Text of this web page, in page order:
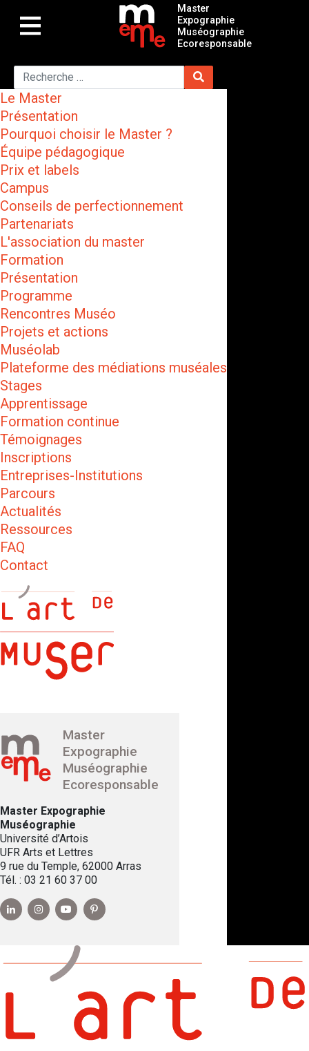
Master
Expographie
Muséographie
Ecoresponsable
Le Master
Présentation
Pourquoi choisir le Master ?
Équipe pédagogique
Prix et labels
Campus
Conseils de perfectionnement
Partenariats
L'association du master
Formation
Présentation
Programme
Rencontres Muséo
Projets et actions
Muséolab
Plateforme des médiations muséales
Stages
Apprentissage
Formation continue
Témoignages
Inscriptions
Entreprises-Institutions
Parcours
Actualités
Ressources
FAQ
Contact
Master
Expographie
Muséographie
Ecoresponsable
Master Expographie
Muséographie
Université d’Artois
UFR Arts et Lettres
9 rue du Temple, 62000 Arras
Tél. : 03 21 60 37 00